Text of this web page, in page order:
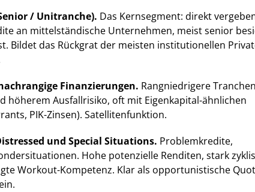
/ Unitranche). Das Kernsegment: direkt
an mittelständische Unternehmen, meist senior
Bildet das Rückgrat der meisten institutionellen
Finanzierungen. Rangniedrigere
höherem Ausfallrisiko, oft mit Eigenkapital-ähnlichen
PIK-Zinsen). Satellitenfunktion.
und Special Situations. Problemkredite,
Hohe potenzielle Renditen, stark
Workout-Kompetenz. Klar als opportunistische